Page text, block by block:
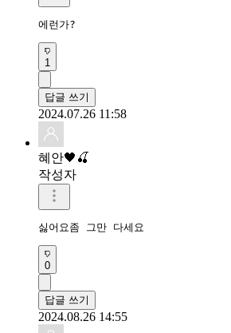
에런가?
1
답글 쓰기
2024.07.26 11:58
혜안🖤🍒
작성자
싫어요좀 그만 다세요
0
답글 쓰기
2024.08.26 14:55